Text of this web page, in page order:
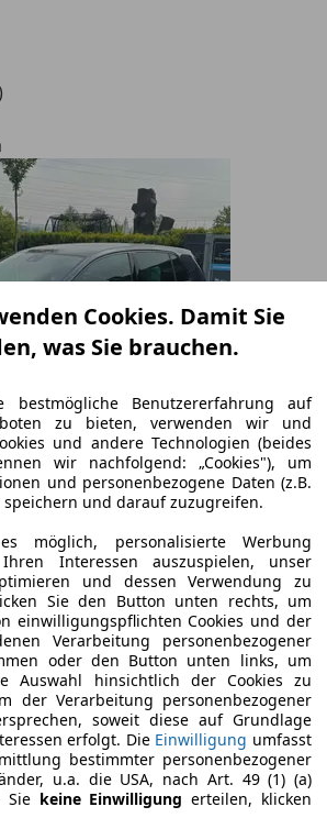
GTI Performance
Cookies. Damit Sie
was Sie brauchen.
Benutzererfahrung auf
zu bieten, verwenden wir und
und andere Technologien (beides
wir nachfolgend: „Cookies"), um
und personenbezogene Daten (z.B.
speichern und darauf zuzugreifen.
möglich, personalisierte Werbung
Interessen auszuspielen, unser
und dessen Verwendung zu
Sie den Button unten rechts, um
einwilligungspflichten Cookies und der
Verarbeitung personenbezogener
oder den Button unten links, um
Auswahl hinsichtlich der Cookies zu
der Verarbeitung personenbezogener
soweit diese auf Grundlage
erfolgt. Die Einwilligung umfasst
bestimmter personenbezogener
u.a. die USA, nach Art. 49 (1) (a)
Sie keine Einwilligung erteilen, klicken